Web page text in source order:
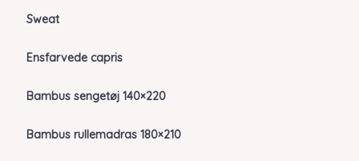
Sweat
Ensfarvede capris
Bambus sengetøj 140×220
Bambus rullemadras 180×210